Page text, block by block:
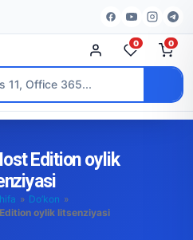
0 0
Edition oylik
» Do’kon »
oylik litsenziyasi